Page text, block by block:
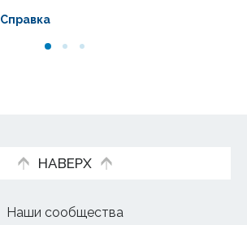
Справка
НАВЕРХ
Наши сообщества